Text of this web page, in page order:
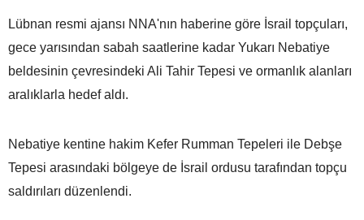
Lübnan resmi ajansı NNA'nın haberine göre İsrail topçuları,
gece yarısından sabah saatlerine kadar Yukarı Nebatiye
beldesinin çevresindeki Ali Tahir Tepesi ve ormanlık alanları
aralıklarla hedef aldı.
Nebatiye kentine hakim Kefer Rumman Tepeleri ile Debşe
Tepesi arasındaki bölgeye de İsrail ordusu tarafından topçu
saldırıları düzenlendi.